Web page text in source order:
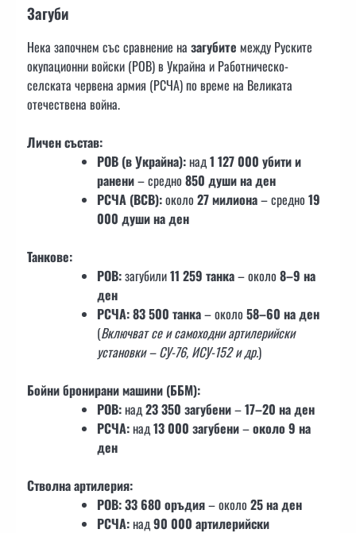
Загуби
Нека започнем със сравнение на загубите между Руските
окупационни войски (РОВ) в Украйна и Работническо-
селската червена армия (РСЧА) по време на Великата
отечествена война.
Личен състав:
РОВ (в Украйна):над1 127 000 убити и
ранени– средно 850 души на ден
РСЧА (ВСВ):около 27 милиона– средно 19
000 души на ден
Танкове:
РОВ:загубили11 259 танка– около 8–9 на
ден
РСЧА:83 500 танка– около 58–60 на ден
(Включват се и самоходни артилерийски
установки – СУ-76, ИСУ-152 и др.)
Бойни бронирани машини (ББМ):
РОВ:над23 350 загубени–17–20 на ден
РСЧА:над13 000 загубени–около 9 на
ден
Стволна артилерия:
РОВ:33 680 оръдия– около 25 на ден
РСЧА:над90 000 артилерийски